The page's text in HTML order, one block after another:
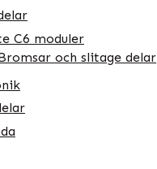
C6 moduler
och slitage delar